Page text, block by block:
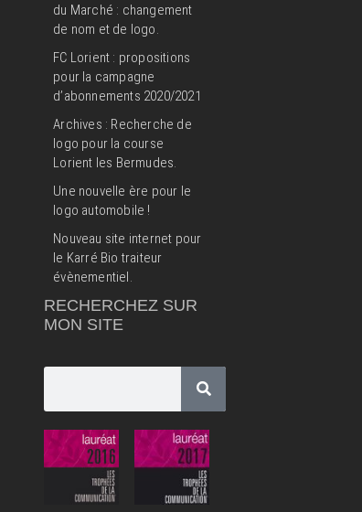
du Marché : changement
de nom et de logo.
FC Lorient : propositions
pour la campagne
d’abonnements 2020/2021
Archives : Recherche de
logo pour la course
Lorient les Bermudes.
Une nouvelle ère pour le
logo automobile !
Nouveau site internet pour
le Karré Bio traiteur
évènementiel.
RECHERCHEZ SUR
MON SITE